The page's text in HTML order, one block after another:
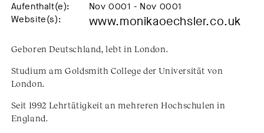
Aufenthalt(e):
Nov 0001 - Nov 0001
Website(s):
www.monikaoechsler.co.uk
Geboren Deutschland, lebt in London.
Studium am Goldsmith College der Universität von
London.
Seit 1992 Lehrtätigkeit an mehreren Hochschulen in
England.